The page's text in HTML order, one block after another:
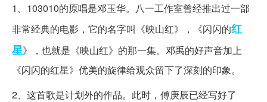
1、103010的原唱是邓玉华。八一工作室曾经推出过一部
非常经典的电影，它的名字叫《映山红》，《闪闪的红
星》，也就是《映山红》的那一集。邓禹的好声音加上
《闪闪的红星》优美的旋律给观众留下了深刻的印象。
2、这首歌是计划外的作品。此时，傅庚辰已经写好了